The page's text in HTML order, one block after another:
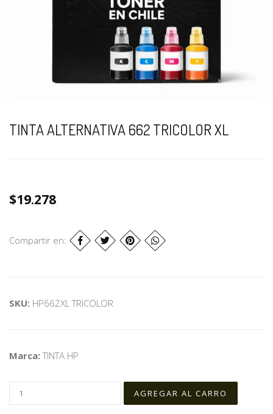
TINTA ALTERNATIVA 662 TRICOLOR XL
$19.278
Compartir en:
SKU: HP662XL TRICOLOR
Marca:TINTA HP